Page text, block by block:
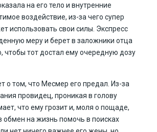
на его тело и внутренние
воздействие, из-за чего супер
использовать свои силы. Экспресс
меру и берет в заложники отца
чтобы тот достал ему очередную дозу
о том, что Месмер его предал. Из-за
провидец, проникая в голову
что ему грозит и, моля о пощаде,
обмен на жизнь помочь в поисках